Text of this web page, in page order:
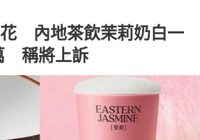
內地茶飲茉莉奶白一
稱將上訴